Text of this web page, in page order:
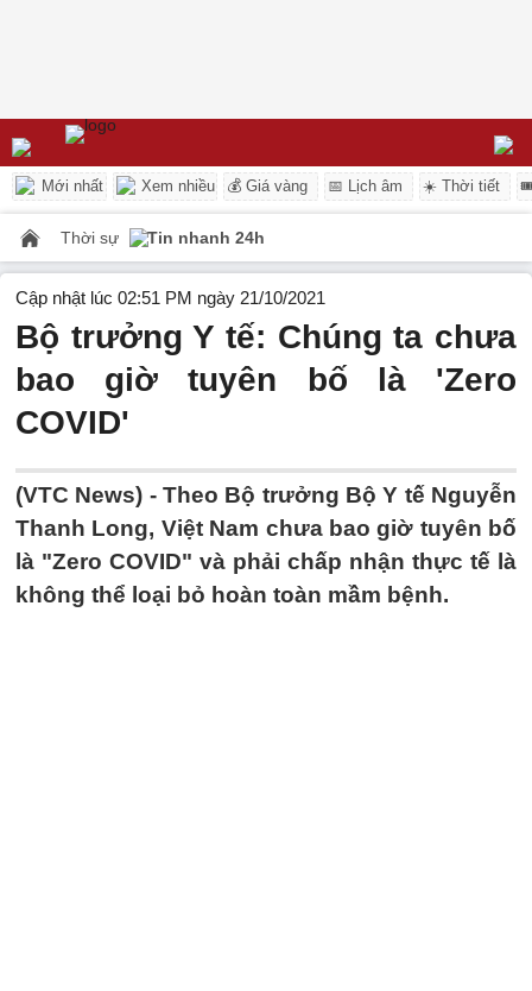
Mới nhất Xem nhiều 💰 Giá vàng 📅 Lịch âm ☀️ Thời tiết
Thời sự Tin nhanh 24h
Cập nhật lúc 02:51 PM ngày 21/10/2021
Bộ trưởng Y tế: Chúng ta chưa
bao giờ tuyên bố là 'Zero
COVID'
(VTC News) - Theo Bộ trưởng Bộ Y tế Nguyễn
Thanh Long, Việt Nam chưa bao giờ tuyên bố
là "Zero COVID" và phải chấp nhận thực tế là
không thể loại bỏ hoàn toàn mầm bệnh.